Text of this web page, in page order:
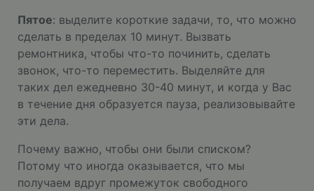
Пятое: выделите короткие задачи, то, что можно
сделать в пределах 10 минут. Вызвать
ремонтника, чтобы что-то починить, сделать
звонок, что-то переместить. Выделяйте для
таких дел ежедневно 30-40 минут, и когда у Вас
в течение дня образуется пауза, реализовывайте
эти дела.
Почему важно, чтобы они были списком?
Потому что иногда оказывается, что мы
получаем вдруг промежуток свободного